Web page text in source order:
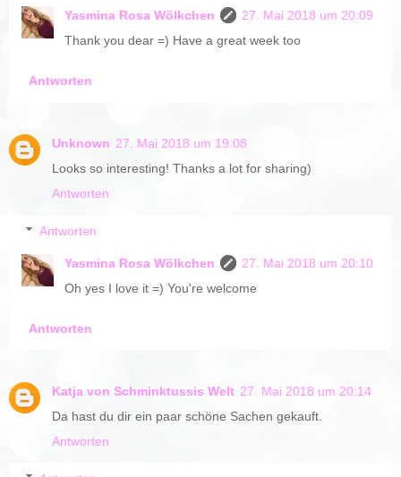
Yasmina Rosa Wölkchen
27. Mai 2018 um 20:09
Thank you dear =) Have a great week too
Antworten
Unknown 27. Mai 2018 um 19:08
Looks so interesting! Thanks a lot for sharing)
Antworten
Antworten
Yasmina Rosa Wölkchen
27. Mai 2018 um 20:10
Oh yes I love it =) You're welcome
Antworten
Katja von Schminktussis Welt 27. Mai 2018 um 20:14
Da hast du dir ein paar schöne Sachen gekauft.
Antworten